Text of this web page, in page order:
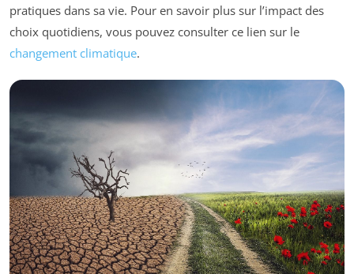
pratiques dans sa vie. Pour en savoir plus sur l’impact des
choix quotidiens, vous pouvez consulter ce lien sur le
changement climatique.